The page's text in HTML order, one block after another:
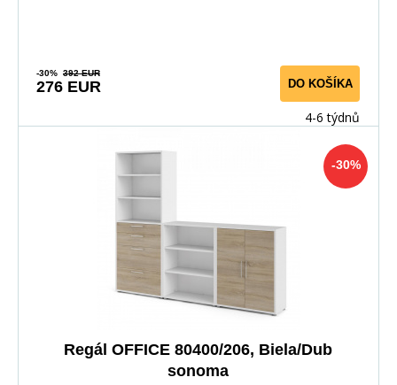
-30% 392 EUR
276 EUR DO KOŠÍKA
4-6 týdnů
-30%
Regál OFFICE 80400/206, Biela/Dub
sonoma